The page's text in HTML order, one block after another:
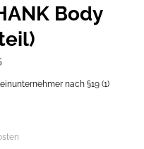
Body
nach §19 (1)